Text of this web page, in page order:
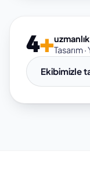
4+Tasarım
Ekibimizle